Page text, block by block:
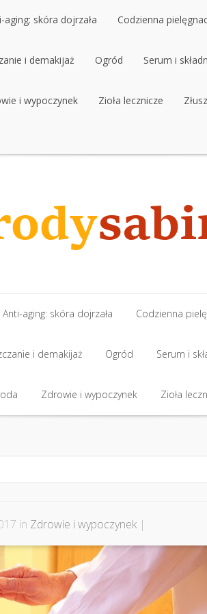
aging: skóra dojrzała
aging: skóra dojrzała
Codzienna
Codzienna
i demakijaż
i demakijaż
Ogród
Ogród
Serum i
Serum i
i wypoczynek Zioła lecznicze
Anti-aging: skóra dojrzała
Anti-aging: skóra dojrzała
Codzienna
Codzienna
i demakijaż
i demakijaż
Ogród
Ogród
Serum i
Serum i
Zdrowie i wypoczynek Zioła
in Zdrowie i wypoczynek |